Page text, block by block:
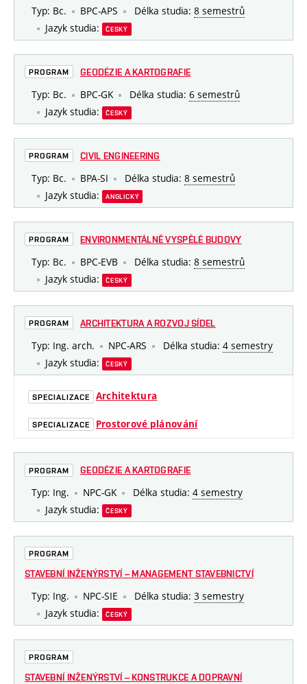
Typ: Bc. BPC-APS Délka studia: 8 semestrů
Jazyk studia:
ČESKÝ
PROGRAM GEODÉZIE A KARTOGRAFIE
Typ: Bc. BPC-GK Délka studia: 6 semestrů
Jazyk studia:
ČESKÝ
PROGRAM CIVIL ENGINEERING
Typ: Bc. BPA-SI Délka studia: 8 semestrů
Jazyk studia:
ANGLICKÝ
PROGRAM ENVIRONMENTÁLNĚ VYSPĚLÉ BUDOVY
Typ: Bc. BPC-EVB Délka studia: 8 semestrů
Jazyk studia:
ČESKÝ
PROGRAM ARCHITEKTURA A ROZVOJ SÍDEL
Typ: Ing. arch. NPC-ARS Délka studia: 4 semestry
Jazyk studia:
ČESKÝ
SPECIALIZACE Architektura
SPECIALIZACE Prostorové plánování
PROGRAM GEODÉZIE A KARTOGRAFIE
Typ: Ing. NPC-GK Délka studia: 4 semestry
Jazyk studia:
ČESKÝ
PROGRAM
STAVEBNÍ INŽENÝRSTVÍ – MANAGEMENT STAVEBNICTVÍ
Typ: Ing. NPC-SIE Délka studia: 3 semestry
Jazyk studia:
ČESKÝ
PROGRAM
STAVEBNÍ INŽENÝRSTVÍ – KONSTRUKCE A DOPRAVNÍ